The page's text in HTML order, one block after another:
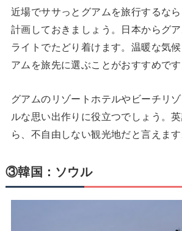
近場でササっとグアムを旅行するな
計画しておきましょう。日本からグ
ライトでたどり着けます。温暖な気
アムを旅先に選ぶことがおすすめです
グアムのリゾートホテルやビーチリ
ルな思い出作りに役立つでしょう。
ら、不自由しない観光地だと言えます
③韓国：ソウル